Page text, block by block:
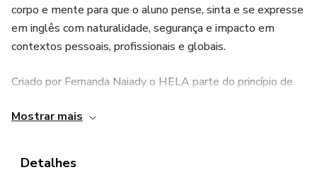
corpo e mente para que o aluno pense, sinta e se expresse
em inglês com naturalidade, segurança e impacto em
contextos pessoais, profissionais e globais.
Criado por Fernanda Naiady o HELA parte do princípio de
desenvolvimento humano e comunicacional, no qual a
quem a pessoa é e não um personagem artificial ou
Mostrar mais
Detalhes